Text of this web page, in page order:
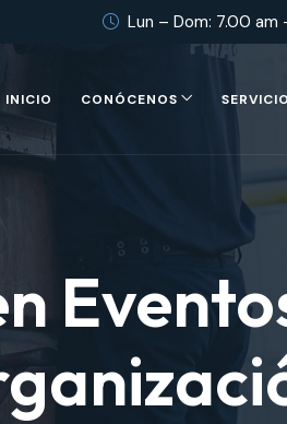
Lun – Dom: 7.00 am
INICIO CONÓCENOS